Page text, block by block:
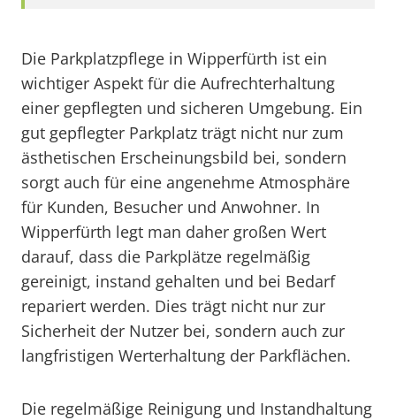
Die Parkplatzpflege in Wipperfürth ist ein
wichtiger Aspekt für die Aufrechterhaltung
einer gepflegten und sicheren Umgebung. Ein
gut gepflegter Parkplatz trägt nicht nur zum
ästhetischen Erscheinungsbild bei, sondern
sorgt auch für eine angenehme Atmosphäre
für Kunden, Besucher und Anwohner. In
Wipperfürth legt man daher großen Wert
darauf, dass die Parkplätze regelmäßig
gereinigt, instand gehalten und bei Bedarf
repariert werden. Dies trägt nicht nur zur
Sicherheit der Nutzer bei, sondern auch zur
langfristigen Werterhaltung der Parkflächen.
Die regelmäßige Reinigung und Instandhaltung